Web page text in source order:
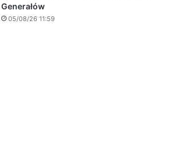
Generałów
05/08/26 11:59